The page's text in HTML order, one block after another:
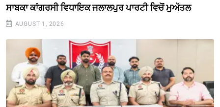
ਸਾਬਕਾ ਕਾਂਗਰਸੀ ਵਿਧਾਇਕ ਜਲਾਲਪੁਰ ਪਾਰਟੀ ਵਿਚੋਂ ਮੁਅੱਤਲ
AUGUST 1, 2026